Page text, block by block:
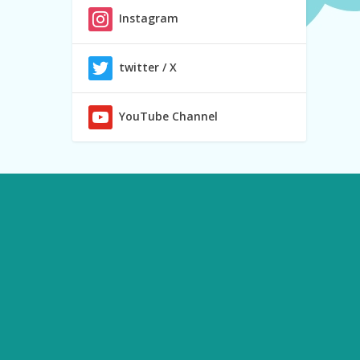
Instagram
twitter / X
YouTube Channel